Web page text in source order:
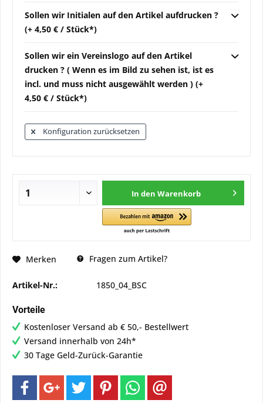
Sollen wir Initialen auf den Artikel aufdrucken ?
(+ 4,50 € / Stück*)
Sollen wir ein Vereinslogo auf den Artikel
drucken ? ( Wenn es im Bild zu sehen ist, ist es
incl. und muss nicht ausgewählt werden ) (+
4,50 € / Stück*)
Konfiguration zurücksetzen
In den Warenkorb
Merken Fragen zum Artikel?
Artikel-Nr.: 1850_04_BSC
Vorteile
Kostenloser Versand ab € 50,- Bestellwert
Versand innerhalb von 24h*
30 Tage Geld-Zurück-Garantie